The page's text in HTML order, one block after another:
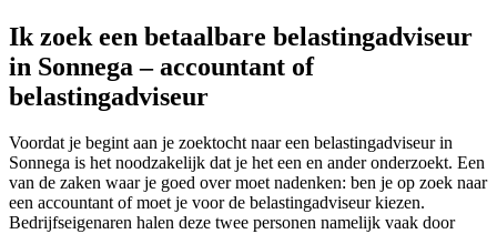
Ik zoek een betaalbare belastingadviseur
in Sonnega – accountant of
belastingadviseur
Voordat je begint aan je zoektocht naar een belastingadviseur in
Sonnega is het noodzakelijk dat je het een en ander onderzoekt. Een
van de zaken waar je goed over moet nadenken: ben je op zoek naar
een accountant of moet je voor de belastingadviseur kiezen.
Bedrijfseigenaren halen deze twee personen namelijk vaak door